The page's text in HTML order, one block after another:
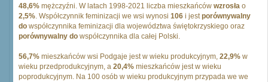
48,6% mężczyźni. W latach 1998-2021 liczba mieszkańców wzrosła o
2,5%. Współczynnik feminizacji we wsi wynosi 106 i jestporównywalny
do współczynnika feminizacji dla województwa świętokrzyskiego oraz
porównywalny do współczynnika dla całej Polski.
56,7% mieszkańców wsi Podgaje jest w wieku produkcyjnym, 22,9% w
wieku przedprodukcyjnym, a 20,4% mieszkańców jest w wieku
poprodukcyjnym. Na 100 osób w wieku produkcyjnym przypada we we